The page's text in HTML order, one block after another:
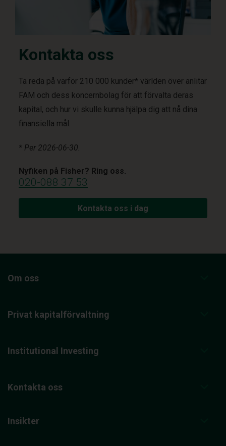
Kontakta oss
Ta reda på varför 210 000 kunder* världen över anlitar
FAM och dess koncernbolag för att förvalta deras
kapital, och hur vi skulle kunna hjälpa dig att nå dina
finansiella mål.
* Per 2026-06-30.
Nyfiken på Fisher? Ring oss.
020-088 37 53
Kontakta oss i dag
Om oss
Privat kapitalförvaltning
Institutional Investing
Kontakta oss
Insikter